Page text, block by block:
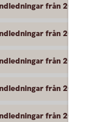
från 2020
från 2019
från 2018
från 2017
från 2016